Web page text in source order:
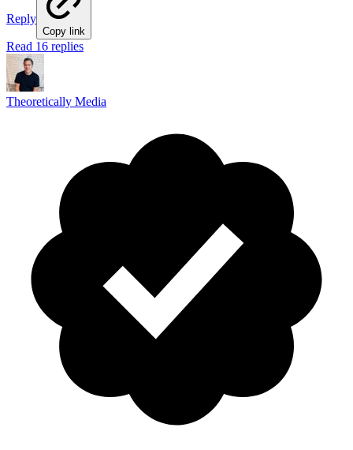
Reply
Copy link
Read 16 replies
Theoretically Media